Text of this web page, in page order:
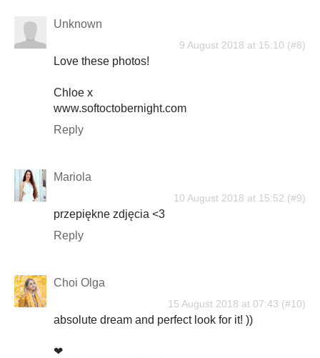
Unknown
9 August 2018 at 15:10
Love these photos!
Chloe x
www.softoctobernight.com
Reply
Mariola
10 August 2018 at 15:52
przepiękne zdjęcia <3
Reply
Choi Olga
15 August 2018 at 07:43
absolute dream and perfect look for it! ))
❤